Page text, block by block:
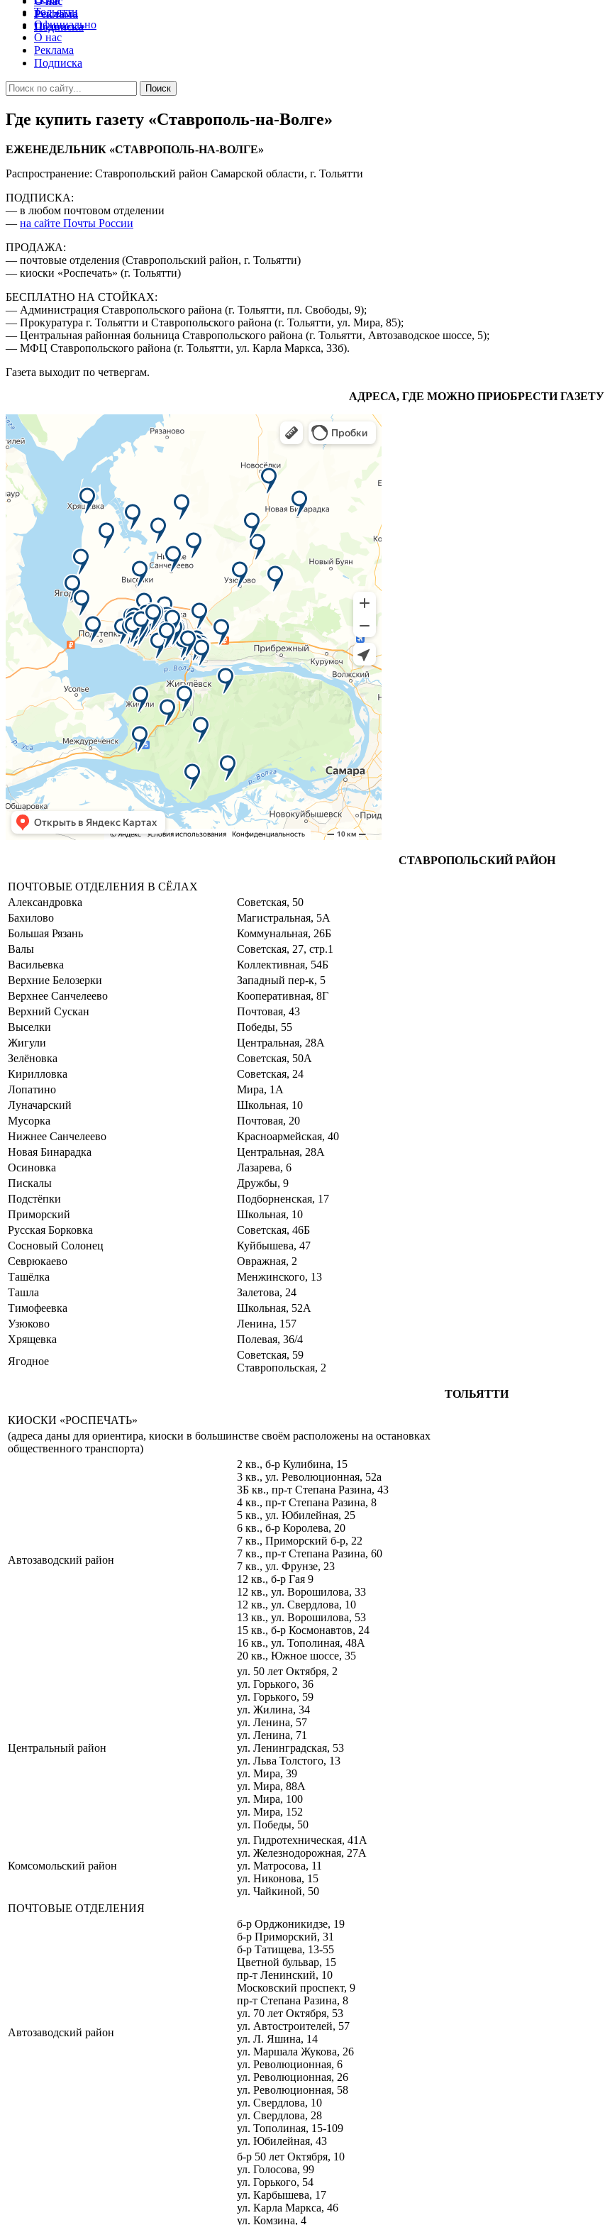
Тольятти
Официально
О нас
Реклама
Подписка
Где купить газету «Ставрополь-на-Волге»
ЕЖЕНЕДЕЛЬНИК «СТАВРОПОЛЬ-НА-ВОЛГЕ»
Распространение: Ставропольский район Самарской области, г. Тольятти
ПОДПИСКА:
— в любом почтовом отделении
— на сайте Почты России
ПРОДАЖА:
— почтовые отделения (Ставропольский район, г. Тольятти)
— киоски «Роспечать» (г. Тольятти)
БЕСПЛАТНО НА СТОЙКАХ:
— Администрация Ставропольского района (г. Тольятти, пл. Свободы, 9);
— Прокуратура г. Тольятти и Ставропольского района (г. Тольятти, ул. Мира, 85);
— Центральная районная больница Ставропольского района (г. Тольятти, Автозаводское шоссе, 5);
— МФЦ Ставропольского района (г. Тольятти, ул. Карла Маркса, 33б).
Газета выходит по четвергам.
АДРЕСА, ГДЕ МОЖНО ПРИОБРЕСТИ ГАЗЕТУ
СТАВРОПОЛЬСКИЙ РАЙОН
ПОЧТОВЫЕ ОТДЕЛЕНИЯ В СЁЛАХ
Александровка
Советская, 50
Бахилово
Магистральная, 5А
Большая Рязань
Коммунальная, 26Б
Валы
Советская, 27, стр.1
Васильевка
Коллективная, 54Б
Верхние Белозерки
Западный пер-к, 5
Верхнее Санчелеево
Кооперативная, 8Г
Верхний Сускан
Почтовая, 43
Выселки
Победы, 55
Жигули
Центральная, 28А
Зелёновка
Советская, 50А
Кирилловка
Советская, 24
Лопатино
Мира, 1А
Луначарский
Школьная, 10
Мусорка
Почтовая, 20
Нижнее Санчелеево
Красноармейская, 40
Новая Бинарадка
Центральная, 28А
Осиновка
Лазарева, 6
Пискалы
Дружбы, 9
Подстёпки
Подборненская, 17
Приморский
Школьная, 10
Русская Борковка
Советская, 46Б
Сосновый Солонец
Куйбышева, 47
Севрюкаево
Овражная, 2
Ташёлка
Менжинского, 13
Ташла
Залетова, 24
Тимофеевка
Школьная, 52А
Узюково
Ленина, 157
Хрящевка
Полевая, 36/4
Ягодное
Советская, 59
Ставропольская, 2
ТОЛЬЯТТИ
КИОСКИ «РОСПЕЧАТЬ»
(адреса даны для ориентира, киоски в большинстве своём расположены на остановках
общественного транспорта)
Автозаводский район
2 кв., б-р Кулибина, 15
3 кв., ул. Революционная, 52а
3Б кв., пр-т Степана Разина, 43
4 кв., пр-т Степана Разина, 8
5 кв., ул. Юбилейная, 25
6 кв., б-р Королева, 20
7 кв., Приморский б-р, 22
7 кв., пр-т Степана Разина, 60
7 кв., ул. Фрунзе, 23
12 кв., б-р Гая 9
12 кв., ул. Ворошилова, 33
12 кв., ул. Свердлова, 10
13 кв., ул. Ворошилова, 53
15 кв., б-р Космонавтов, 24
16 кв., ул. Тополиная, 48А
20 кв., Южное шоссе, 35
Центральный район
ул. 50 лет Октября, 2
ул. Горького, 36
ул. Горького, 59
ул. Жилина, 34
ул. Ленина, 57
ул. Ленина, 71
ул. Ленинградская, 53
ул. Льва Толстого, 13
ул. Мира, 39
ул. Мира, 88А
ул. Мира, 100
ул. Мира, 152
ул. Победы, 50
Комсомольский район
ул. Гидротехническая, 41А
ул. Железнодорожная, 27А
ул. Матросова, 11
ул. Никонова, 15
ул. Чайкиной, 50
ПОЧТОВЫЕ ОТДЕЛЕНИЯ
Автозаводский район
б-р Орджоникидзе, 19
б-р Приморский, 31
б-р Татищева, 13-55
Цветной бульвар, 15
пр-т Ленинский, 10
Московский проспект, 9
пр-т Степана Разина, 8
ул. 70 лет Октября, 53
ул. Автостроителей, 57
ул. Л. Яшина, 14
ул. Маршала Жукова, 26
ул. Революционная, 6
ул. Революционная, 26
ул. Революционная, 58
ул. Свердлова, 10
ул. Свердлова, 28
ул. Тополиная, 15-109
ул. Юбилейная, 43
б-р 50 лет Октября, 10
ул. Голосова, 99
ул. Горького, 54
ул. Карбышева, 17
ул. Карла Маркса, 46
ул. Комзина, 4
Реклама
Подписка